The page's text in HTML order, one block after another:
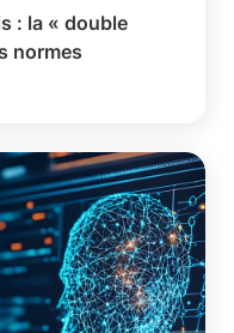
: la « double
normes